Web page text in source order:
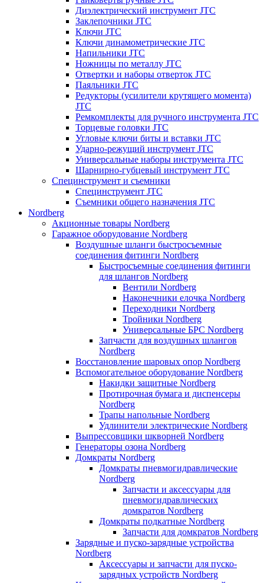
Диэлектрический инструмент JTC
Заклепочники JTC
Ключи JTC
Ключи динамометрические JTC
Напильники JTC
Ножницы по металлу JTC
Отвертки и наборы отверток JTC
Паяльники JTC
Редукторы (усилители крутящего момента)
JTC
Ремкомплекты для ручного инструмента JTC
Торцевые головки JTC
Угловые ключи биты и вставки JTC
Ударно-режущий инструмент JTC
Универсальные наборы инструмента JTC
Шарнирно-губцевый инструмент JTC
Специнструмент и съемники
Специнструмент JTC
Съемники общего назначения JTC
Nordberg
Акционные товары Nordberg
Гаражное оборудование Nordberg
Воздушные шланги быстросъемные
соединения фитинги Nordberg
Быстросъемные соединения фитинги
для шлангов Nordberg
Вентили Nordberg
Наконечники елочка Nordberg
Переходники Nordberg
Тройники Nordberg
Универсальные БРС Nordberg
Запчасти для воздушных шлангов
Nordberg
Восстановление шаровых опор Nordberg
Вспомогательное оборудование Nordberg
Накидки защитные Nordberg
Протирочная бумага и диспенсеры
Nordberg
Трапы напольные Nordberg
Удлинители электрические Nordberg
Выпрессовщики шкворней Nordberg
Генераторы озона Nordberg
Домкраты Nordberg
Домкраты пневмогидравлические
Nordberg
Запчасти и аксессуары для
пневмогидравлических
домкратов Nordberg
Домкраты подкатные Nordberg
Запчасти для домкратов Nordberg
Зарядные и пуско-зарядные устройства
Nordberg
Аксессуары и запчасти для пуско-
зарядных устройств Nordberg